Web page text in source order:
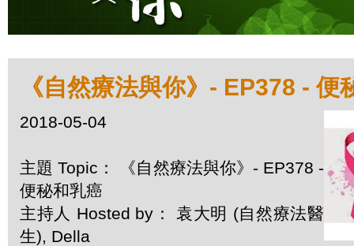
《自然療法與你》- EP378 - 便
2018-05-04
主題 Topic： 《自然療法與你》- EP378 -
便秘和乳癌
主持人 Hosted by： 袁大明 (自然療法醫
生), Della